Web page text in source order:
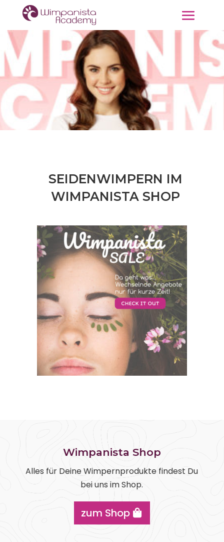
SEIDENWIMPERN IM
WIMPANISTA SHOP
Wimpanista Shop
Alles für Deine Wimpernprodukte findest Du
bei uns im Shop.
zum Shop